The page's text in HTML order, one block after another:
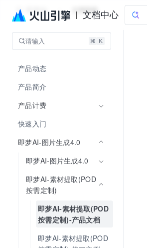
文档中心
即梦AI 文档指南
请输入
产品动态
产品简介
产品计费
快速入门
即梦AI-图片生成4.0
即梦AI-图片生成4.0
即梦AI-素材提取(POD
按需定制)
即梦AI-素材提取(POD
按需定制)-产品文档
即梦AI-素材提取(POD